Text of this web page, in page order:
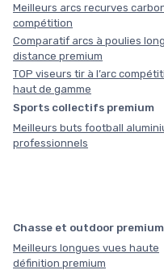
Meilleurs arcs recurves
compétition
Comparatif arcs à poulies
distance premium
TOP viseurs tir à l’arc
haut de gamme
Sports collectifs premium
Meilleurs buts football
professionnels
Chasse et outdoor premium
Meilleurs longues vues haute
définition premium